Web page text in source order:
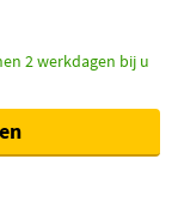
2 werkdagen bij u